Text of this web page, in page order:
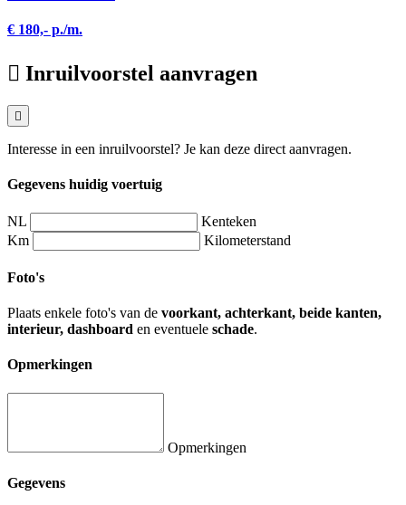
€ 180,- p./m.
Inruilvoorstel aanvragen
Interesse in een inruilvoorstel? Je kan deze direct aanvragen.
Gegevens huidig voertuig
NL
Kenteken
Km
Kilometerstand
Foto's
Plaats enkele foto's van de voorkant, achterkant, beide kanten,
interieur, dashboard en eventuele schade.
Opmerkingen
Opmerkingen
Gegevens